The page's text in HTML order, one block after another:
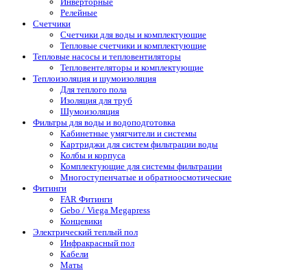
Релейные
Счетчики
Счетчики для воды и комплектующие
Тепловые счетчики и комплектующие
Тепловые насосы и тепловентиляторы
Тепловентеляторы и комплектующие
Теплоизоляция и шумоизоляция
Для теплого пола
Изоляция для труб
Шумоизоляция
Фильтры для воды и водоподготовка
Кабинетные умягчители и системы
Картриджи для систем фильтрации воды
Колбы и корпуса
Комплектующие для системы фильтрации
Многоступенчатые и обратноосмотические
Фитинги
FAR Фитинги
Gebo / Viega Megapress
Концевики
Электрический теплый пол
Инфракрасный пол
Кабели
Маты